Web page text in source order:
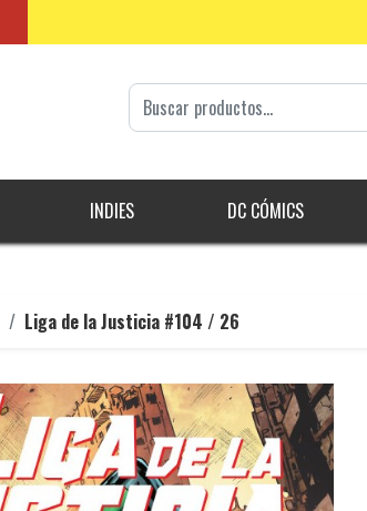
INDIES DC CÓMICS
Liga de la Justicia #104 / 26